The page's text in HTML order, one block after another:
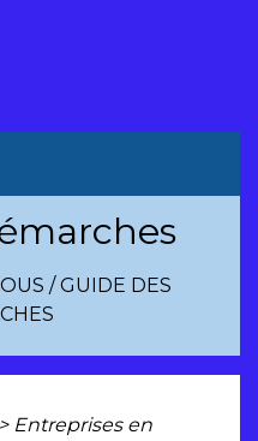
/GUIDE DES
> Entreprises en